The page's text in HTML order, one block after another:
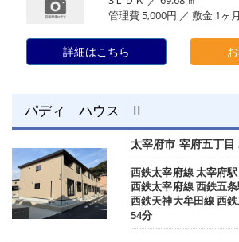
管理費 5,000円 ／ 敷金 1ヶ
詳細はこちら
パディ ハウス II
太宰府市 宰府五丁目
西鉄太宰府線太宰府駅
西鉄太宰府線西鉄五
西鉄天神大牟田線西
54分